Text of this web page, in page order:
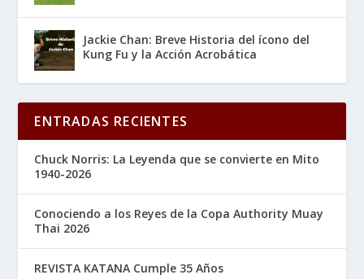
Jackie Chan: Breve Historia del ícono del
Kung Fu y la Acción Acrobática
ENTRADAS RECIENTES
Chuck Norris: La Leyenda que se convierte en Mito
1940-2026
Conociendo a los Reyes de la Copa Authority Muay
Thai 2026
REVISTA KATANA Cumple 35 Años